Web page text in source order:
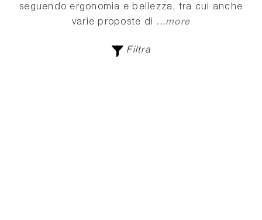
seguendo ergonomia e bellezza, tra cui anche
varie proposte di ...more
Filtra